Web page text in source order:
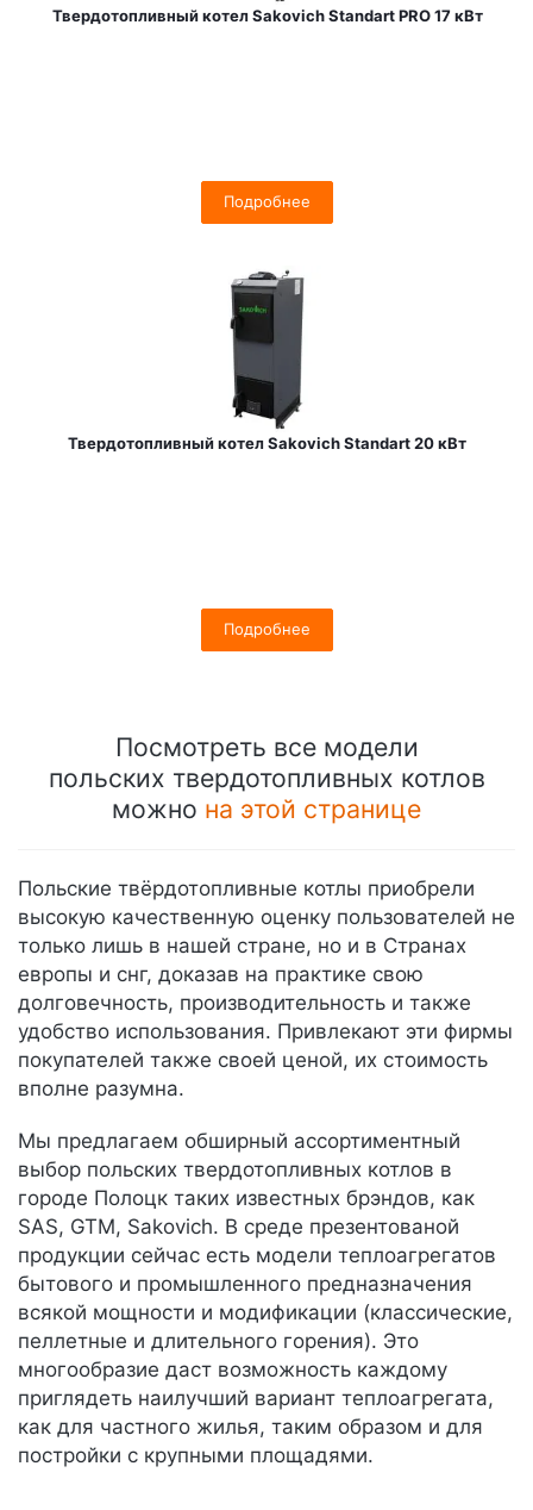
Твердотопливный котел Sakovich Standart PRO 17 кВт
Подробнее
Твердотопливный котел Sakovich Standart 20 кВт
Подробнее
Посмотреть все модели
польских твердотопливных котлов
можно на этой странице
Польские твёрдотопливные котлы приобрели
высокую качественную оценку пользователей не
только лишь в нашей стране, но и в Странах
европы и снг, доказав на практике свою
долговечность, производительность и также
удобство использования. Привлекают эти фирмы
покупателей также своей ценой, их стоимость
вполне разумна.
Мы предлагаем обширный ассортиментный
выбор польских твердотопливных котлов в
городе Полоцк таких известных брэндов, как
SAS, GTM, Sakovich. В среде презентованой
продукции сейчас есть модели теплоагрегатов
бытового и промышленного предназначения
всякой мощности и модификации (классические,
пеллетные и длительного горения). Это
многообразие даст возможность каждому
приглядеть наилучший вариант теплоагрегата,
как для частного жилья, таким образом и для
постройки с крупными площадями.